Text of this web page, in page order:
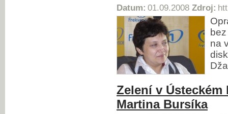
Datum: 01.09.2008 Zdroj:
na
Zelení v
Martina Bursíka